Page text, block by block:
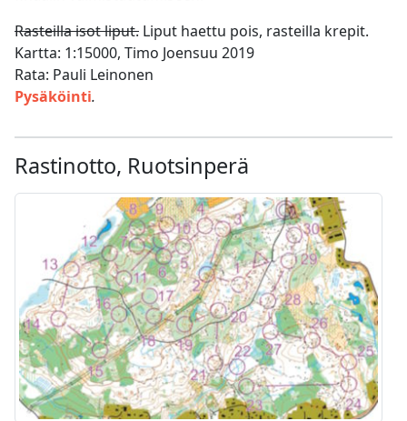
Rasteilla isot liput. Liput haettu pois, rasteilla krepit.
Kartta: 1:15000, Timo Joensuu 2019
Rata: Pauli Leinonen
Pysäköinti.
Rastinotto, Ruotsinperä